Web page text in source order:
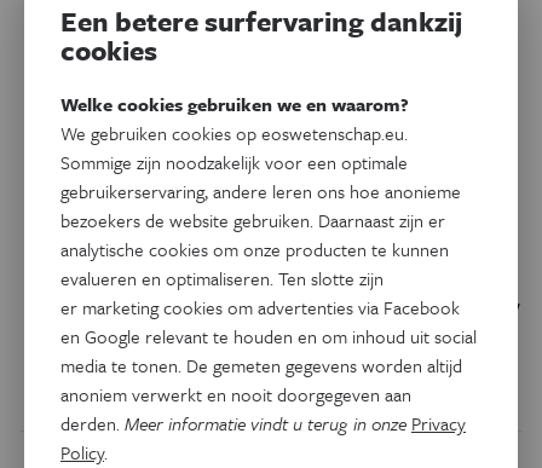
Ruimte
Nieuwe telescoop kan
buitenaards leven ontdekken
Nederlandse sterrenkundigen laten zien dat met een nieuw
type telescoop mogelijk al in de komende 25 jaar
aanwijzingen voor buitenaards leven gevonden kunnen
worden.
Een betere surfervaring dankzij
cookies
Welke cookies gebruiken we en waarom?
We gebruiken cookies op eoswetenschap.eu.
Sommige zijn noodzakelijk voor een optimale
gebruikerservaring, andere leren ons hoe anonieme
bezoekers de website gebruiken. Daarnaast zijn er
analytische cookies om onze producten te kunnen
evalueren en optimaliseren. Ten slotte zijn
er marketing cookies om advertenties via Facebook
en Google relevant te houden en om inhoud uit social
media te tonen. De gemeten gegevens worden altijd
anoniem verwerkt en nooit doorgegeven aan
derden.Meer informatie vindt u terug in onze Privacy
Policy.